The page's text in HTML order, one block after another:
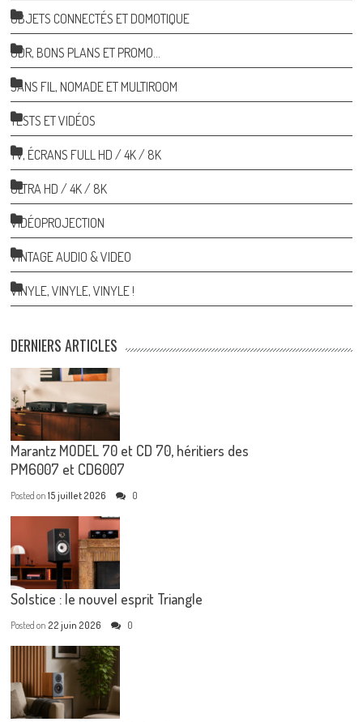
OBJETS CONNECTÉS ET DOMOTIQUE
ODR, BONS PLANS ET PROMO…
SANS FIL, NOMADE ET MULTIROOM
TESTS ET VIDÉOS
TV, ÉCRANS FULL HD / 4K / 8K
ULTRA HD / 4K / 8K
VIDÉOPROJECTION
VINTAGE AUDIO & VIDEO
VINYLE, VINYLE, VINYLE !
DERNIERS ARTICLES
Marantz MODEL 70 et CD 70, héritiers des
PM6007 et CD6007
Posted on15 juillet 2026 0
Solstice : le nouvel esprit Triangle
Posted on 22 juin 2026 0